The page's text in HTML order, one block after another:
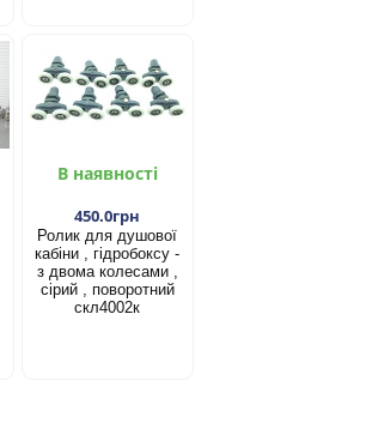
В наявності
450.0грн
Ролик для душової
кабіни , гідробоксу -
з двома колесами ,
сірий , поворотний
скл4002к